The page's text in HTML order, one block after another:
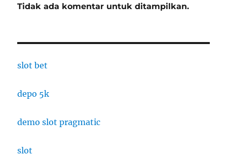
Tidak ada komentar untuk ditampilkan.
slot bet
depo 5k
demo slot pragmatic
slot